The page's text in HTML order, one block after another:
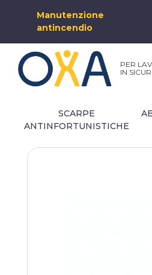
Manutenzione
antincendio
PER
IN
SCARPE
ANTINFORTUNISTICHE